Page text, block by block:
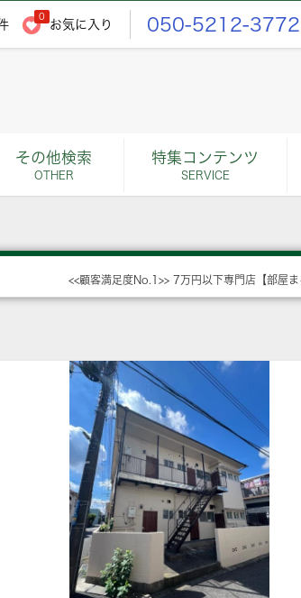
0
お気に入り 050-5212-3772
その他検索
OTHER
特集コンテンツ
SERVICE
<<顧客満足度No.1>> 7万円以下専門店【部屋ま